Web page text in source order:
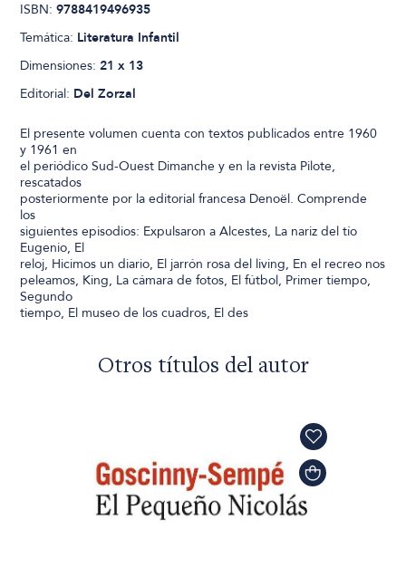
ISBN:9788419496935
Temática: Literatura Infantil
Dimensiones:21 x 13
Editorial: Del Zorzal
El presente volumen cuenta con textos publicados entre 1960
y 1961 en
el periódico Sud-Ouest Dimanche y en la revista Pilote,
rescatados
posteriormente por la editorial francesa Denoël. Comprende
los
siguientes episodios: Expulsaron a Alcestes, La nariz del tío
Eugenio, El
reloj, Hicimos un diario, El jarrón rosa del living, En el recreo nos
peleamos, King, La cámara de fotos, El fútbol, Primer tiempo,
Segundo
tiempo, El museo de los cuadros, El des
Otros títulos del autor